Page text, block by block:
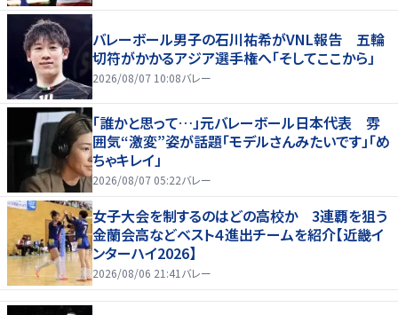
バレーボール男子の石川祐希がVNL報告 五輪
切符がかかるアジア選手権へ「そしてここから」
2026/08/07 10:08バレー
「誰かと思って…」元バレーボール日本代表 雰
囲気“激変”姿が話題「モデルさんみたいです」「め
ちゃキレイ」
2026/08/07 05:22バレー
女子大会を制するのはどの高校か 3連覇を狙う
金蘭会高などベスト４進出チームを紹介【近畿イ
ンターハイ2026】
2026/08/06 21:41 バレー